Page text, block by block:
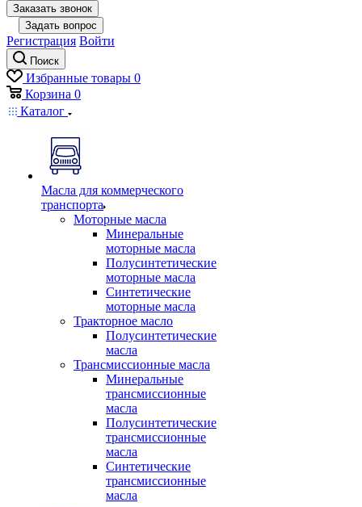
Заказать звонок
Задать вопрос
Регистрация Войти
Поиск
Избранные товары 0
Корзина 0
Каталог
Масла для коммерческого
транспорта
Моторные масла
Минеральные
моторные масла
Полусинтетические
моторные масла
Синтетические
моторные масла
Тракторное масло
Полусинтетические
масла
Трансмиссионные масла
Минеральные
трансмиссионные
масла
Полусинтетические
трансмиссионные
масла
Синтетические
трансмиссионные
масла